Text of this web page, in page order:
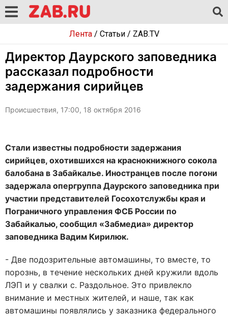
Лента/ Статьи/ ZAB.TV
Директор Даурского заповедника
рассказал подробности
задержания сирийцев
Происшествия, 17:00, 18 октября 2016
Стали известны подробности задержания
сирийцев, охотившихся на краснокнижного сокола
балобана в Забайкалье. Иностранцев после погони
задержала опергруппа Даурского заповедника при
участии представителей Госохотслужбы края и
Пограничного управления ФСБ России по
Забайкалью, сообщил «Забмедиа» директор
заповедника Вадим Кирилюк.
- Две подозрительные автомашины, то вместе, то
порознь, в течение нескольких дней кружили вдоль
ЛЭП и у свалки с. Раздольное. Это привлекло
внимание и местных жителей, и наше, так как
автомашины появлялись у заказника федерального